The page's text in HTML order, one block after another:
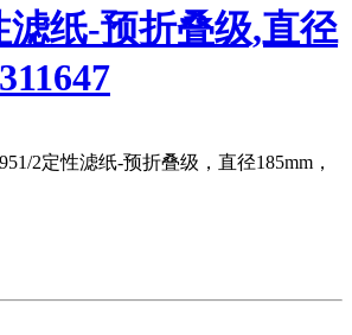
滤纸-预折叠级,直径
2定性滤纸-预折叠级，直径185mm，